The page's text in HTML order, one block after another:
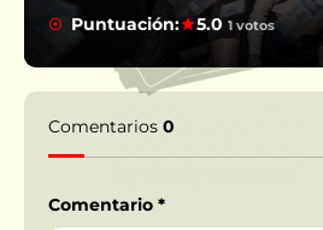
Puntuación:
5.0 1 votos
Comentarios 0
Comentario *